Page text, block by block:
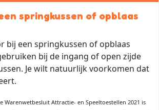
springkussen of opblaas
bij een springkussen of opblaas
bij de ingang of open zijde
Je wilt natuurlijk voorkomen dat
Warenwetbesluit Attractie- en Speeltoestellen 2021 is